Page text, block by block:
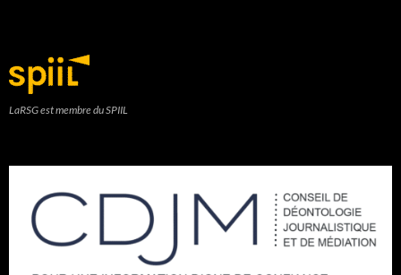
LaRSG est membre du SPIIL